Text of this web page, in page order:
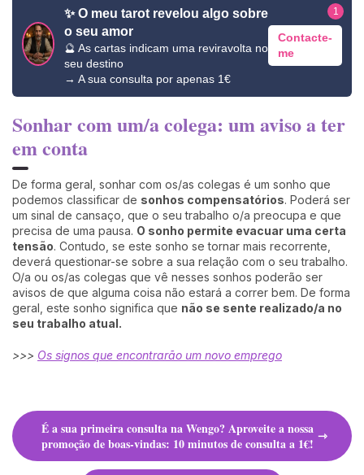
✨ O meu tarot revelou algo sobre
o seu amor
🔮 As cartas indicam uma reviravolta no
seu destino
→ A sua consulta por apenas 1€
Contacte-
me
1
Sonhar com um/a colega: um aviso a ter
em conta
De forma geral, sonhar com os/as colegas é um sonho que
podemos classificar de sonhos compensatórios. Poderá ser
um sinal de cansaço, que o seu trabalho o/a preocupa e que
precisa de uma pausa. O sonho permite evacuar uma certa
tensão. Contudo, se este sonho se tornar mais recorrente,
deverá questionar-se sobre a sua relação com o seu trabalho.
O/a ou os/as colegas que vê nesses sonhos poderão ser
avisos de que alguma coisa não estará a correr bem. De forma
geral, este sonho significa que não se sente realizado/a no
seu trabalho atual.
>>> Os signos que encontrarão um novo emprego
É a sua primeira consulta na Wengo? Aproveite a nossa
promoção de boas-vindas: 10 minutos de consulta a 1€!